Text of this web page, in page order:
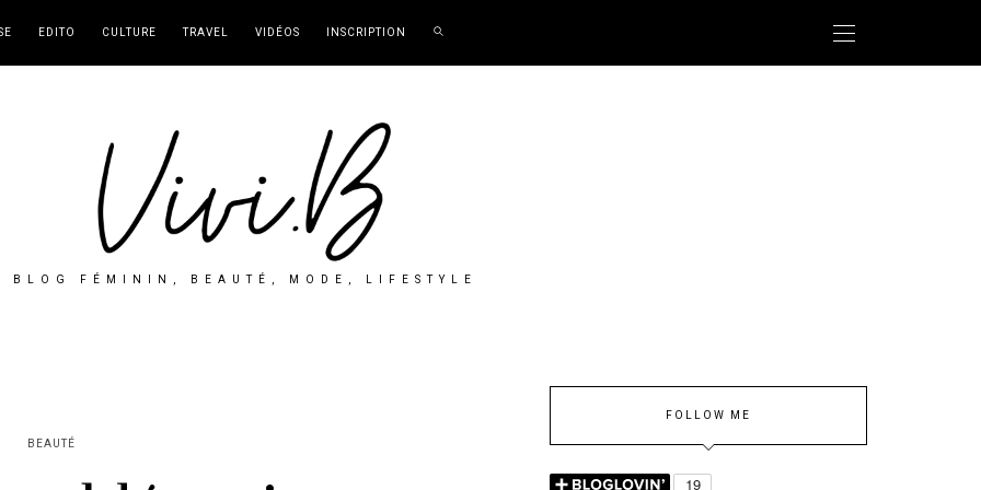
EDITO CULTURE TRAVEL VIDÉOS INSCRIPTION
BLOG FÉMININ, BEAUTÉ, MODE, LIFESTYLE
BEAUTÉ
FOLLOW ME